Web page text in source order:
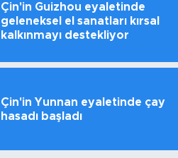
Çin'in Guizhou eyaletinde
geleneksel el sanatları kırsal
kalkınmayı destekliyor
Çin'in Yunnan eyaletinde çay
hasadı başladı